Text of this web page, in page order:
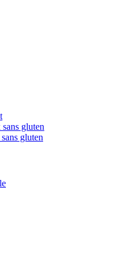
gluten
gluten